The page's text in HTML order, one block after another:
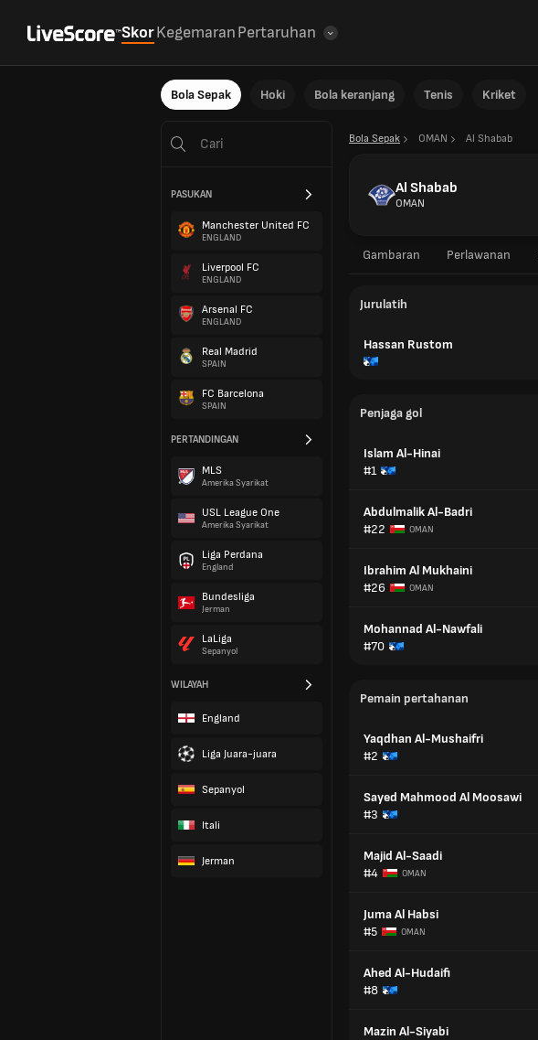
SkorKegemaranPertaruhan
Bola Sepak Hoki Bola keranjang Tenis Kriket
PASUKAN
Manchester United FC
ENGLAND
Liverpool FC
ENGLAND
Arsenal FC
ENGLAND
Real Madrid
SPAIN
FC Barcelona
SPAIN
PERTANDINGAN
MLS
Amerika Syarikat
USL League One
Amerika Syarikat
Liga Perdana
England
Bundesliga
Jerman
LaLiga
Sepanyol
WILAYAH
England
Liga Juara-juara
Sepanyol
Itali
Jerman
Bola Sepak OMAN Al Shabab
Al Shabab
OMAN
Gambaran Perlawanan
Jurulatih
Hassan Rustom
Penjaga gol
Islam Al-Hinai
#1
Abdulmalik Al-Badri
#22
OMAN
Ibrahim Al Mukhaini
#26
OMAN
Mohannad Al-Nawfali
#70
Pemain pertahanan
Yaqdhan Al-Mushaifri
#2
Sayed Mahmood Al Moosawi
#3
Majid Al-Saadi
#4
OMAN
Juma Al Habsi
#5
OMAN
Ahed Al-Hudaifi
#8
Mazin Al-Siyabi